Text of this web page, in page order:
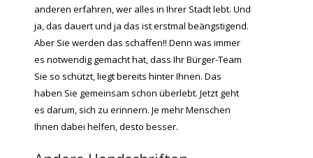
anderen erfahren, wer alles in Ihrer Stadt lebt. Und
ja, das dauert und ja das ist erstmal beängstigend.
Aber Sie werden das schaffen!! Denn was immer
es notwendig gemacht hat, dass Ihr Bürger-Team
Sie so schützt, liegt bereits hinter Ihnen. Das
haben Sie gemeinsam schon überlebt. Jetzt geht
es darum, sich zu erinnern. Je mehr Menschen
Ihnen dabei helfen, desto besser.